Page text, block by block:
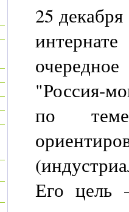
25
"Россия-
по теме
Его цель